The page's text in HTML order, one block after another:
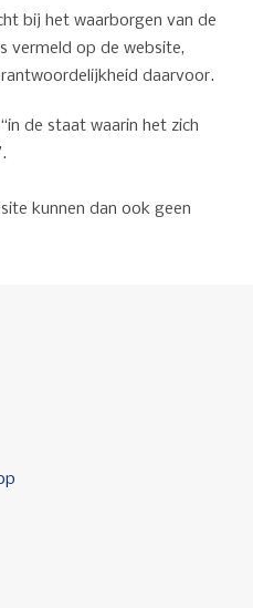
bij het waarborgen van de
vermeld op de website,
daarvoor.
de staat waarin het zich
kunnen dan ook geen